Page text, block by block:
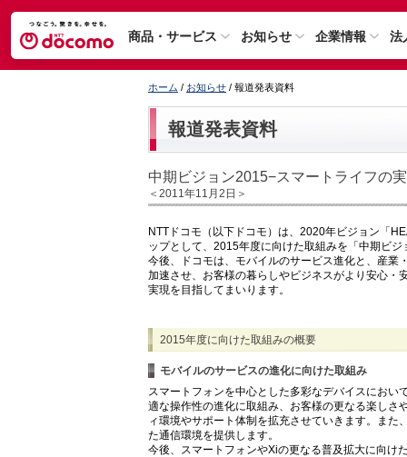
商品・サービス お知らせ 企業情報 法
ホーム / お知らせ / 報道発表資料
報道発表資料
中期ビジョン2015−スマートライフの
＜2011年11月2日＞
NTTドコモ（以下ドコモ）は、2020年ビジョン「
ップとして、2015年度に向けた取組みを「中期ビ
今後、ドコモは、モバイルのサービス進化と、産業
加速させ、お客様の暮らしやビジネスがより安心・
実現を目指してまいります。
2015年度に向けた取組みの概要
モバイルのサービスの進化に向けた取組み
スマートフォンを中心とした多彩なデバイスにお
適な操作性の進化に取組み、お客様の更なる楽しさ
ィ環境やサポート体制を拡充させていきます。ま
た通信環境を提供します。
今後、スマートフォンやXiの更なる普及拡大に向け